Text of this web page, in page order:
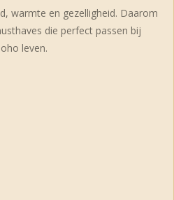
warmte en gezelligheid. Daarom
die perfect passen bij
leven.